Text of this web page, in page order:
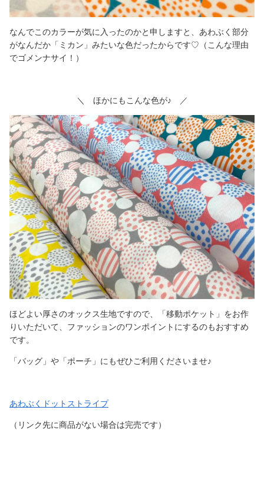
なんでこのカラーが気に入ったのかと申しますと、あわぶく部分
がなんだか「ミカン」みたいな色だったからです♡（こんな理由
でゴメンナサイ！）
＼ ほかにもこんな色が♪ ／
ほどよい厚さのオックス生地ですので、「移動ポケット」をお作
りいただいて、ファッションのワンポイントにするのもおすすめ
です。
「バッグ」や「ポーチ」にもぜひご利用くださいませ♪
あわぶくドットストライプ
（リンク先に商品がない場合は完売です）